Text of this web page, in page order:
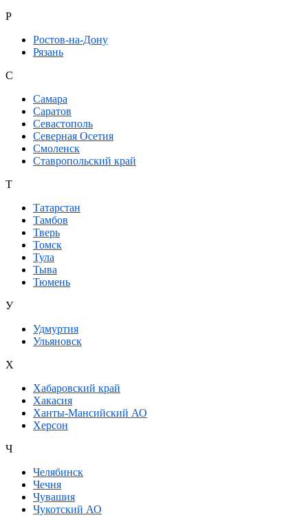
Р
Ростов-на-Дону
Рязань
С
Самара
Саратов
Севастополь
Северная Осетия
Смоленск
Ставропольский край
Т
Татарстан
Тамбов
Тверь
Томск
Тула
Тыва
Тюмень
У
Удмуртия
Ульяновск
Х
Хабаровский край
Хакасия
Ханты-Мансийский АО
Херсон
Ч
Челябинск
Чечня
Чувашия
Чукотский АО